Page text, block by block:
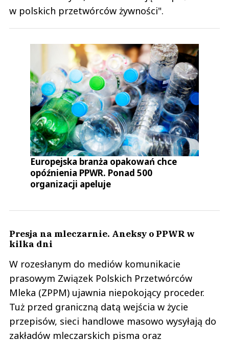
w polskich przetwórców żywności".
Europejska branża opakowań chce
opóźnienia PPWR. Ponad 500
organizacji apeluje
Presja na mleczarnie. Aneksy o PPWR w
kilka dni
W rozesłanym do mediów komunikacie
prasowym Związek Polskich Przetwórców
Mleka (ZPPM) ujawnia niepokojący proceder.
Tuż przed graniczną datą wejścia w życie
przepisów, sieci handlowe masowo wysyłają do
zakładów mleczarskich pisma oraz